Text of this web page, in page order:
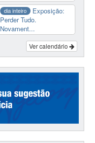
dia inteiro
Exposição:
Perder Tudo.
Novament...
Ver calendário